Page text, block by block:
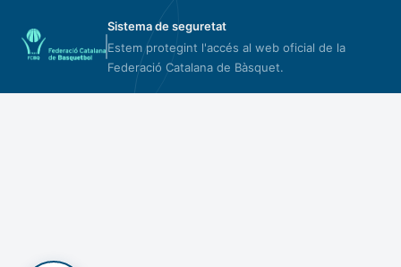
Sistema de seguretat
Estem protegint l'accés al web oficial de la
Federació Catalana de Bàsquet.